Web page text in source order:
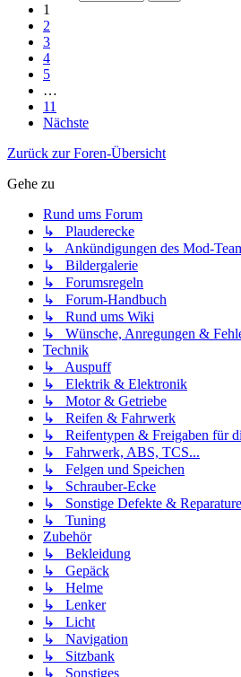
1
2
3
4
5
…
11
Nächste
Zurück zur Foren-Übersicht
Gehe zu
Rund ums Forum
↳ Plauderecke
↳ Ankündigungen des Mod-
↳ Bildergalerie
↳ Forumsregeln
↳ Forum-Handbuch
↳ Rund ums Wiki
↳ Wünsche, Anregungen &
Technik
↳ Auspuff
↳ Elektrik & Elektronik
↳ Motor & Getriebe
↳ Reifen & Fahrwerk
↳ Reifentypen & Freigaben für
↳ Fahrwerk, ABS, TCS...
↳ Felgen und Speichen
↳ Schrauber-Ecke
↳ Sonstige Defekte &
↳ Tuning
Zubehör
↳ Bekleidung
↳ Gepäck
↳ Helme
↳ Lenker
↳ Licht
↳ Navigation
↳ Sitzbank
↳ Sonstiges